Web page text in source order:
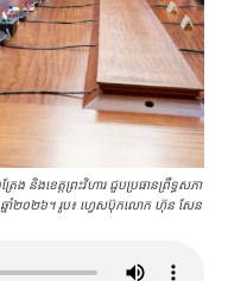
និង​ខេត្ត​ព្រះវិហារ ​ជួបប្រធានព្រឹទ្ធសភា
នាំ​២០២៦។ រូប៖ ហ្វេសប៊ុកលោក ហ៊ុន សែន